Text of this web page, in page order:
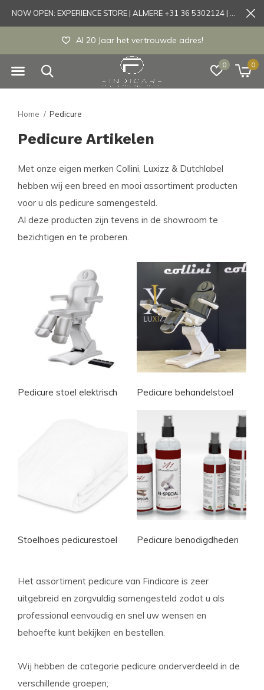
0 0
Al 20 Jaar het vertrouwde adres!
Home Pedicure
Pedicure Artikelen
Met onze eigen merken Collini, Luxizz & Dutchlabel
hebben wij een breed en mooi assortiment producten
voor u als pedicure samengesteld.
Al deze producten zijn tevens in de showroom te
bezichtigen en te proberen.
Pedicure stoel elektrisch Pedicure behandelstoel
Stoelhoes pedicurestoel Pedicure benodigdheden
Het assortiment pedicure van Findicare is zeer
uitgebreid en zorgvuldig samengesteld zodat u als
professional eenvoudig en snel uw wensen en
behoefte kunt bekijken en bestellen.
Wij hebben de categorie pedicure onderverdeeld in de
verschillende groepen;